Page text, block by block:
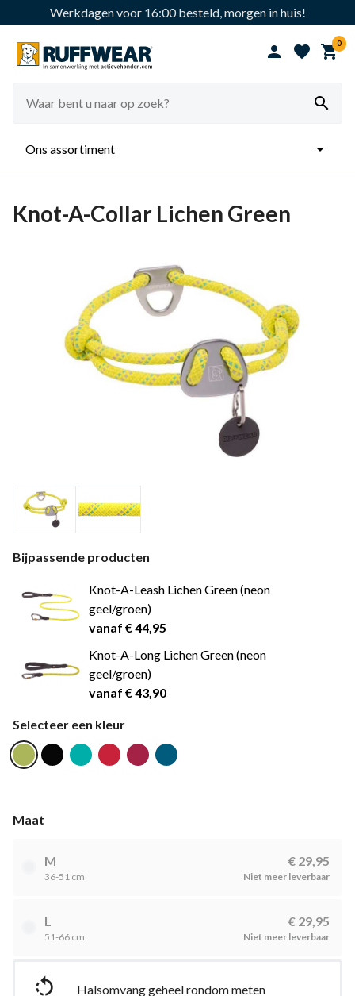
Werkdagen voor 16:00 besteld, morgen in huis!
  0

Ons assortiment 
Knot-A-Collar Lichen Green
Bijpassende producten
Knot-A-Leash Lichen Green (neon
geel/groen)
vanaf € 44,95
Knot-A-Long Lichen Green (neon
geel/groen)
vanaf € 43,90
Selecteer een kleur
Maat
M
36-51 cm
€ 29,95
Niet meer leverbaar
L
51-66 cm
€ 29,95
Niet meer leverbaar
 Halsomvang geheel rondom meten